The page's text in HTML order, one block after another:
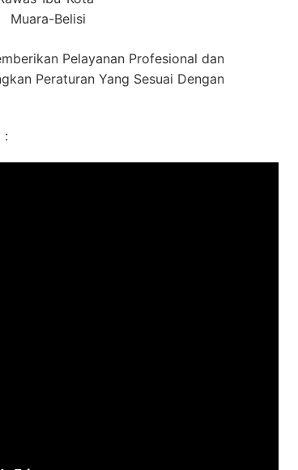
Muara-Belisi
Pelayanan Profesional dan
Peraturan Yang Sesuai Dengan
: